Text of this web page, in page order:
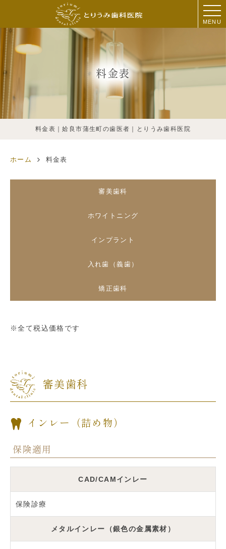
MENU
料金表
料金表｜姶良市蒲生町の歯医者｜とりうみ歯科医院
ホーム 料金表
審美歯科
ホワイトニング
インプラント
入れ歯（義歯）
矯正歯科
※全て税込価格です
審美歯科
インレー（詰め物）
保険適用
CAD/CAMインレー
保険診療
メタルインレー（銀色の金属素材）